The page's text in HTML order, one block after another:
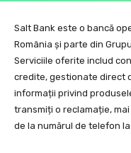
Salt Bank este o bancă
România și parte din
Serviciile oferite includ
credite, gestionate direct
informații privind
transmiți o reclamație,
de la numărul de telefon